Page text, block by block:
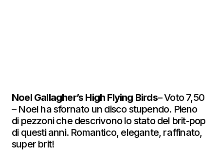
Noel Gallagher’s High Flying Birds– Voto 7,50
– Noel ha sfornato un disco stupendo. Pieno
di pezzoni che descrivono lo stato del brit-pop
di questi anni. Romantico, elegante, raffinato,
super brit!